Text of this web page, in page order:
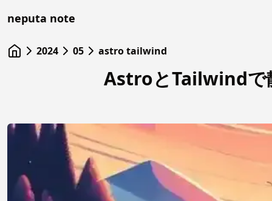
neputa note
2024 05 astro tailwind
AstroとTailwindで